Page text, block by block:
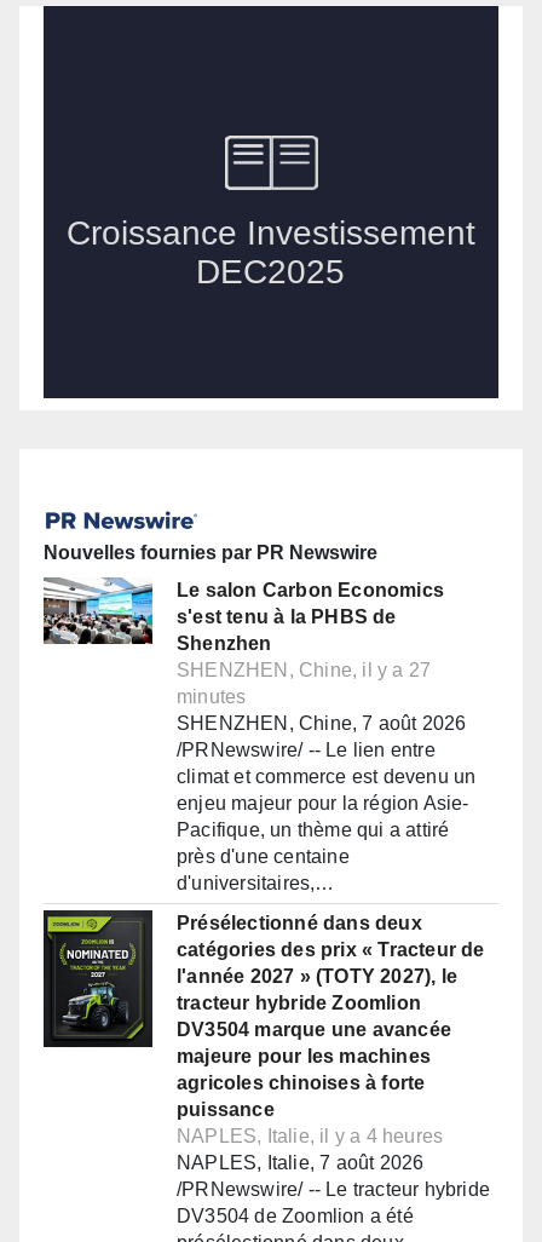
Nouvelles fournies par PR Newswire
Le salon Carbon Economics
s'est tenu à la PHBS de
Shenzhen
SHENZHEN, Chine, il y a 27
minutes
SHENZHEN, Chine, 7 août 2026
/PRNewswire/ -- Le lien entre
climat et commerce est devenu un
enjeu majeur pour la région Asie-
Pacifique, un thème qui a attiré
près d'une centaine
d'universitaires,…
Présélectionné dans deux
catégories des prix « Tracteur de
l'année 2027 » (TOTY 2027), le
tracteur hybride Zoomlion
DV3504 marque une avancée
majeure pour les machines
agricoles chinoises à forte
puissance
NAPLES, Italie, il y a 4 heures
NAPLES, Italie, 7 août 2026
/PRNewswire/ -- Le tracteur hybride
DV3504 de Zoomlion a été